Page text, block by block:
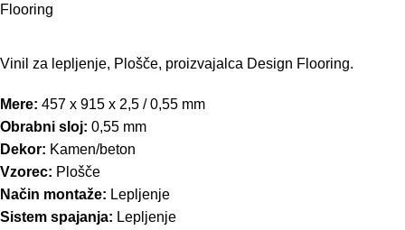
Vinil za lepljenje, Plošče, proizvajalca Design Flooring.
Mere: 457 x 915 x 2,5 / 0,55 mm
Obrabni sloj: 0,55 mm
Dekor: Kamen/beton
Vzorec: Plošče
Način montaže: Lepljenje
Sistem spajanja: Lepljenje